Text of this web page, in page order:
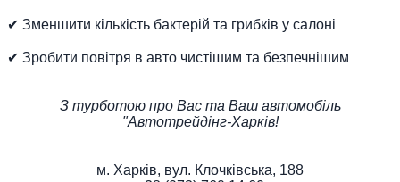
✔ Зменшити кількість бактерій та грибків у салоні
✔ Зробити повітря в авто чистішим та безпечнішим
З турботою про Вас та Ваш автомобіль
"Автотрейдінг-Харків!
м. Харків, вул. Клочківська, 188